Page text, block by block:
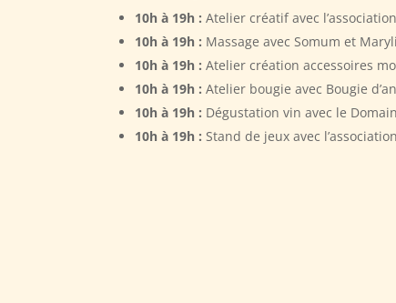
10h à 19h : Atelier créatif avec
10h à 19h : Massage avec Somum et
10h à 19h : Atelier création accessoires
10h à 19h : Atelier bougie avec Bougie
10h à 19h : Dégustation vin avec le
10h à 19h : Stand de jeux avec